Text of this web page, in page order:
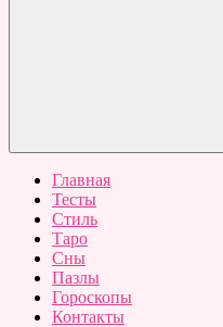
Главная
Тесты
Стиль
Таро
Сны
Пазлы
Гороскопы
Контакты